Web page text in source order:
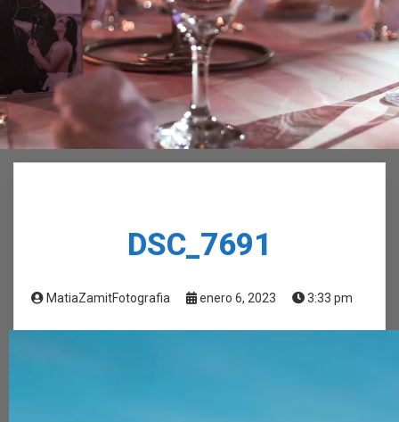
DSC_7691
MatiaZamitFotografia enero 6, 2023 3:33 pm